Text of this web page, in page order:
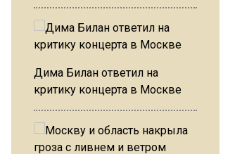
Дима Билан ответил на
критику концерта в Москве